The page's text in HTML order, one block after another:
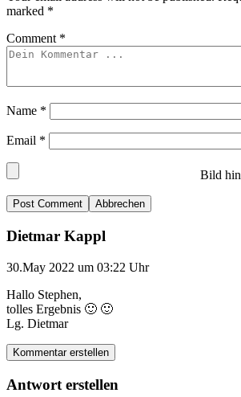
marked *
Comment *
Name *
Email *
Bild
Abbrechen
Dietmar Kappl
30.May 2022 um 03:22 Uhr
Hallo Stephen,
tolles Ergebnis 🙂 🙂
Lg. Dietmar
Kommentar erstellen
Antwort erstellen